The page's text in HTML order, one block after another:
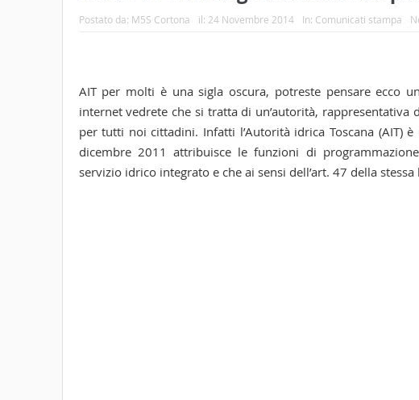
Postato da: M5S Cortona il: 24 Novembre 2014 In: Comunicati stampa
AIT per molti è una sigla oscura, potreste pensare ecco
internet vedrete che si tratta di un’autorità,
per tutti noi cittadini. Infatti l’Autorità idrica Toscana (AIT)
dicembre 2011 attribuisce le funzioni di
servizio idrico integrato e che ai sensi dell’art. 47 della